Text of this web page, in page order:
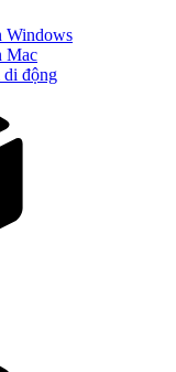
Windows
Mac
động